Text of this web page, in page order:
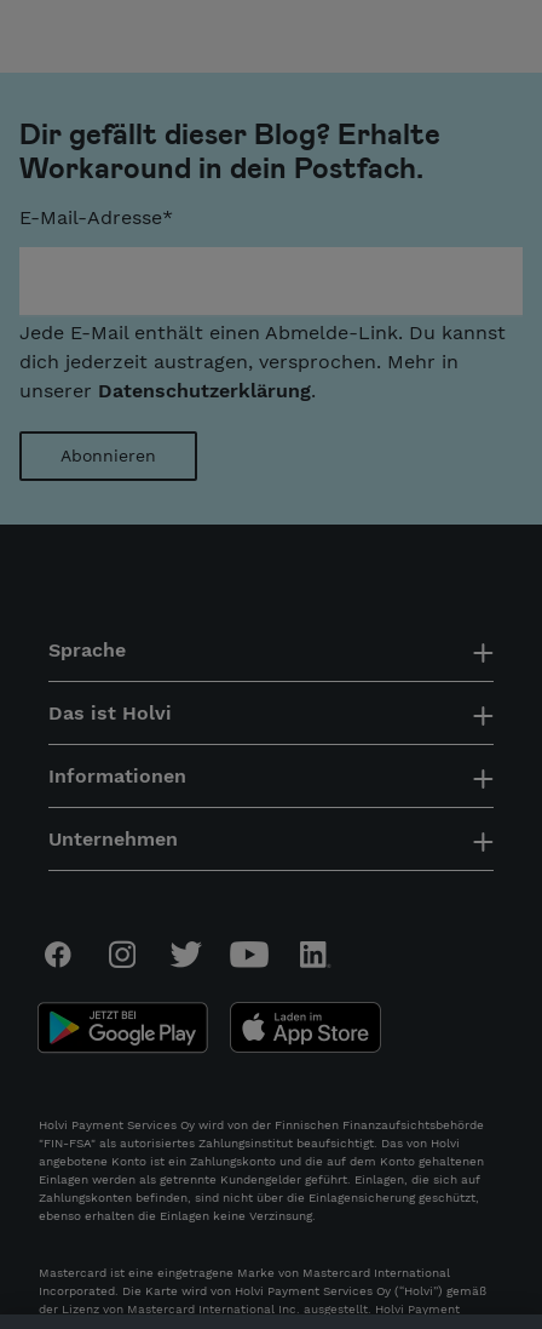
Dir gefällt dieser Blog? Erhalte
Workaround in dein Postfach.
E-Mail-Adresse*
Jede E-Mail enthält einen Abmelde-Link. Du kannst
dich jederzeit austragen, versprochen. Mehr in
unserer Datenschutzerklärung.
Sprache
Das ist Holvi
Informationen
Unternehmen
Holvi Payment Services Oy wird von der Finnischen Finanzaufsichtsbehörde
"FIN-FSA" als autorisiertes Zahlungsinstitut beaufsichtigt. Das von Holvi
angebotene Konto ist ein Zahlungskonto und die auf dem Konto gehaltenen
Einlagen werden als getrennte Kundengelder geführt. Einlagen, die sich auf
Zahlungskonten befinden, sind nicht über die Einlagensicherung geschützt,
ebenso erhalten die Einlagen keine Verzinsung.
Mastercard ist eine eingetragene Marke von Mastercard International
Incorporated. Die Karte wird von Holvi Payment Services Oy (“Holvi”) gemäß
der Lizenz von Mastercard International Inc. ausgestellt. Holvi Payment